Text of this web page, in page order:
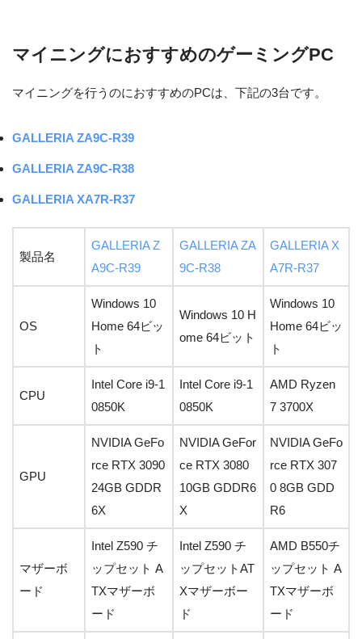
マイニングにおすすめのゲーミングPC
マイニングを行うのにおすすめのPCは、下記の3台です。
GALLERIA ZA9C-R39
GALLERIA ZA9C-R38
GALLERIA XA7R-R37
製品名
GALLERIA Z
A9C-R39
GALLERIA ZA
9C-R38
GALLERIA X
A7R-R37
OS
Windows 10
Home 64ビッ
ト
Windows 10 H
ome 64ビット
Windows 10
Home 64ビッ
ト
CPU
Intel Core i9-1
0850K
Intel Core i9-1
0850K
AMD Ryzen
7 3700X
GPU
NVIDIA GeFo
rce RTX 3090
24GB GDDR
6X
NVIDIA GeFor
ce RTX 3080
10GB GDDR6
X
NVIDIA GeFo
rce RTX 307
0 8GB GDD
R6
マザーボ
ード
Intel Z590 チ
ップセット A
TXマザーボ
ード
Intel Z590 チ
ップセットAT
Xマザーボー
ド
AMD B550チ
ップセット A
TXマザーボ
ード